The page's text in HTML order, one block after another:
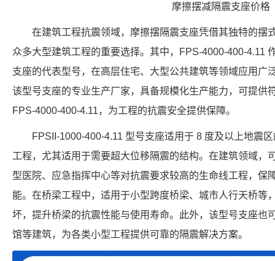
摩擦摆减隔震支座价格
在建筑工程抗震领域，摩擦摆隔震支座凭借其独特的摆
众多大型建筑工程的重要选择。其中，FPS-4000-400-4.11
支座的代表型号，在高层住宅、大型公共建筑等领域应用广
该型号支座的专业生产厂家，具备规模化生产能力，可提供
FPS-4000-400-4.11，为工程的抗震安全提供保障。
FPSII-1000-400-4.11 型号支座适用于 8 度及以上地震
工程，尤其适用于需要超大位移隔震的结构。在建筑领域，
型医院、应急指挥中心等对抗震要求较高的生命线工程，保
能。在桥梁工程中，适用于小型跨度桥梁、城市人行天桥等
坏，提升桥梁的抗震性能与使用寿命。此外，该型号支座也
馆等建筑，为各类小型工程提供可靠的隔震解决方案。